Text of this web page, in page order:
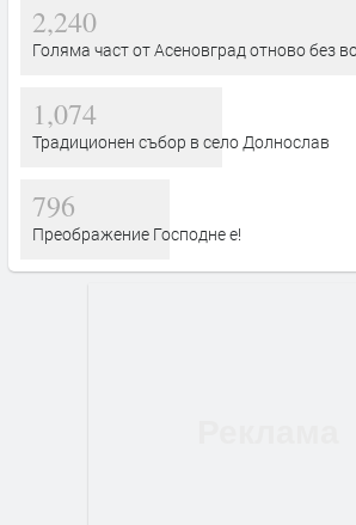
2,240
Голяма част от Асеновград отново без
1,074
Традиционен събор в село Долнослав
796
Преображение Господне е!